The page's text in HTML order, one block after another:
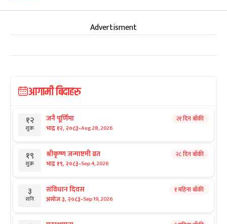
Advertisment
आगामी बिदाहरु
१२
शुक्र
जनै पूर्णिमा
भाद्र १२, २०८३-Aug 28, 2026
२१ दिन बाँकी
१९
शुक्र
श्रीकृष्ण जन्माष्टमी व्रत
भाद्र १९, २०८३-Sep 4, 2026
२८ दिन बाँकी
३
शनि
संविधान दिवस
असोज ३, २०८३-Sep 19, 2026
१ महिना बाँकी